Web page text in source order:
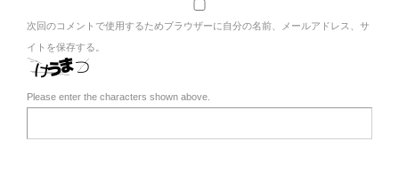
次回のコメントで使用するためブラウザーに自分の名前、メールアドレス、サ
イトを保存する。
Please enter the characters shown above.